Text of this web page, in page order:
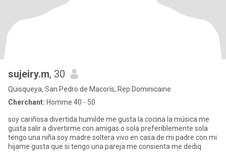
sujeiry.m, 30
Quisqueya, San Pedro de Macorís, Rep.Dominicaine
Cherchant: Homme 40 - 50
soy cariñosa divertida humilde me gusta la cocina la música me
gusta salir a divertirme con amigas o sola preferiblemente sola
tengo una niña soy madre soltera vivo en casa de mi padre con mi
hijame gusta que si tengo una pareja me consienta me dediq